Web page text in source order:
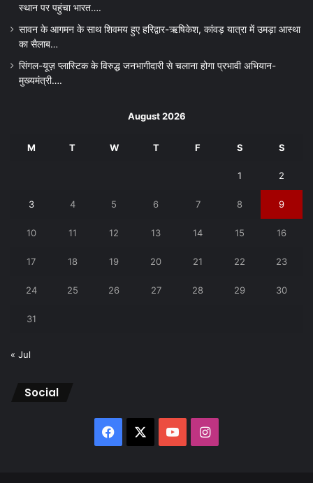
स्थान पर पहुंचा भारत….
सावन के आगमन के साथ शिवमय हुए हरिद्वार-ऋषिकेश, कांवड़ यात्रा में उमड़ा आस्था
का सैलाब…
सिंगल-यूज़ प्लास्टिक के विरुद्ध जनभागीदारी से चलाना होगा प्रभावी अभियान-
मुख्यमंत्री….
August 2026
M T W T F S S
1 2
3 4 5 6 7 8 9
10 11 12 13 14 15 16
17 18 19 20 21 22 23
24 25 26 27 28 29 30
31
« Jul
Social
Facebook YouTubeInstagram